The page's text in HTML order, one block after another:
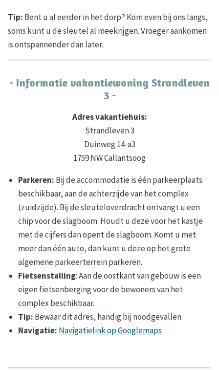
Tip: Bent u al eerder in het dorp? Kom even bij ons langs,
soms kunt u de sleutel al meekrijgen. Vroeger aankomen
is ontspannender dan later.
- Informatie vakantiewoning Strandleven
3 -
Adres vakantiehuis:
Strandleven 3
Duinweg 14-a3
1759 NW Callantsoog
Parkeren: Bij de accommodatie is één parkeerplaats
beschikbaar, aan de achterzijde van het complex
(zuidzijde). Bij de sleuteloverdracht ontvangt u een
chip voor de slagboom. Houdt u deze voor het kastje
met de cijfers dan opent de slagboom. Komt u met
meer dan één auto, dan kunt u deze op het grote
algemene parkeerterrein parkeren.
Fietsenstalling: Aan de oostkant van gebouw is een
eigen fietsenberging voor de bewoners van het
complex beschikbaar.
Tip: Bewaar dit adres, handig bij noodgevallen.
Navigatie: Navigatielink op Googlemaps